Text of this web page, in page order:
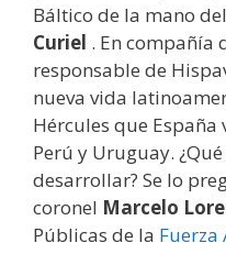
Báltico de la mano
Curiel . En compañía
responsable de
nueva vida
Hércules que España
Perú y Uruguay.
desarrollar? Se lo
coronel Marcelo
Públicas de la Fuerza